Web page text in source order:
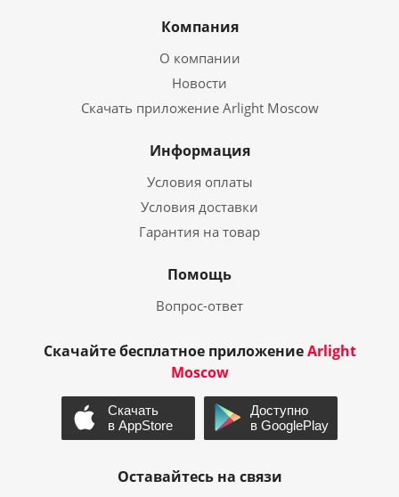
Компания
О компании
Новости
Скачать приложение Arlight Moscow
Информация
Условия оплаты
Условия доставки
Гарантия на товар
Помощь
Вопрос-ответ
Скачайте бесплатное приложениеArlight
Moscow
Оставайтесь на связи